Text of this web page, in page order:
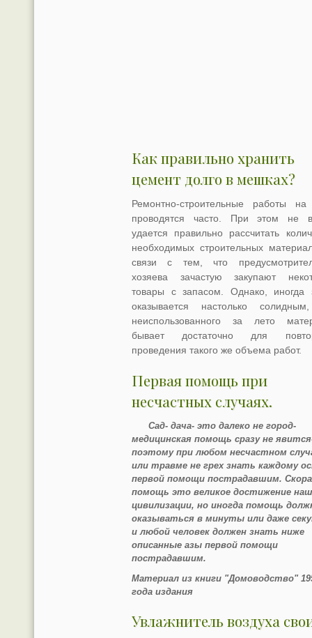
Как правильно хранить
цемент долго в мешках?
Ремонтно-строительные работы
проводятся часто. При этом не
удается правильно рассчитать
необходимых строительных
связи с тем, что
хозяева зачастую закупают
товары с запасом. Однако, иногда
оказывается настолько
неиспользованного за лето
бывает достаточно для
проведения такого же объема работ.
Первая помощь при
несчастных случаях.
Сад- дача- это далеко не город-
медицинская помощь сразу не
поэтому при любом несчастном
или травме не грех знать каждому
первой помощи пострадавшим.
помощь это великое достижение
цивилизации, но иногда помощь
оказываться в минуты или даже
и любой человек должен знать ниже
описанные азы первой помощи
пострадавшим.
Материал из книги "Домоводство"
года издания
Увлажнитель воздуха